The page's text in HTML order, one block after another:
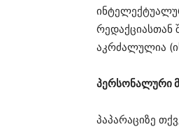
რედაქციასთან
აკრძალულია
პერსონალური
პაპარაციზე